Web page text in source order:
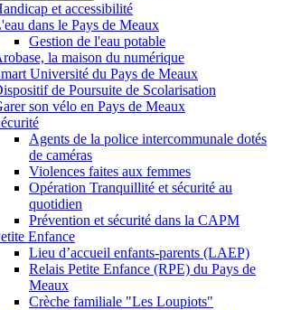
et accessibilité
dans le Pays de Meaux
Gestion de l'eau potable
la maison du numérique
Université du Pays de Meaux
de Poursuite de Scolarisation
son vélo en Pays de Meaux
Agents de la police intercommunale dotés
de caméras
Violences faites aux femmes
Opération Tranquillité et sécurité au
quotidien
Prévention et sécurité dans la CAPM
Enfance
Lieu d’accueil enfants-parents (LAEP)
Relais Petite Enfance (RPE) du Pays de
Meaux
Crèche familiale "Les Loupiots"